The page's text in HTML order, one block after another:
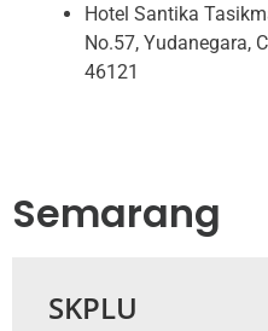
Hotel Santika
No.57, Yudanegara,
46121
Semarang
SKPLU